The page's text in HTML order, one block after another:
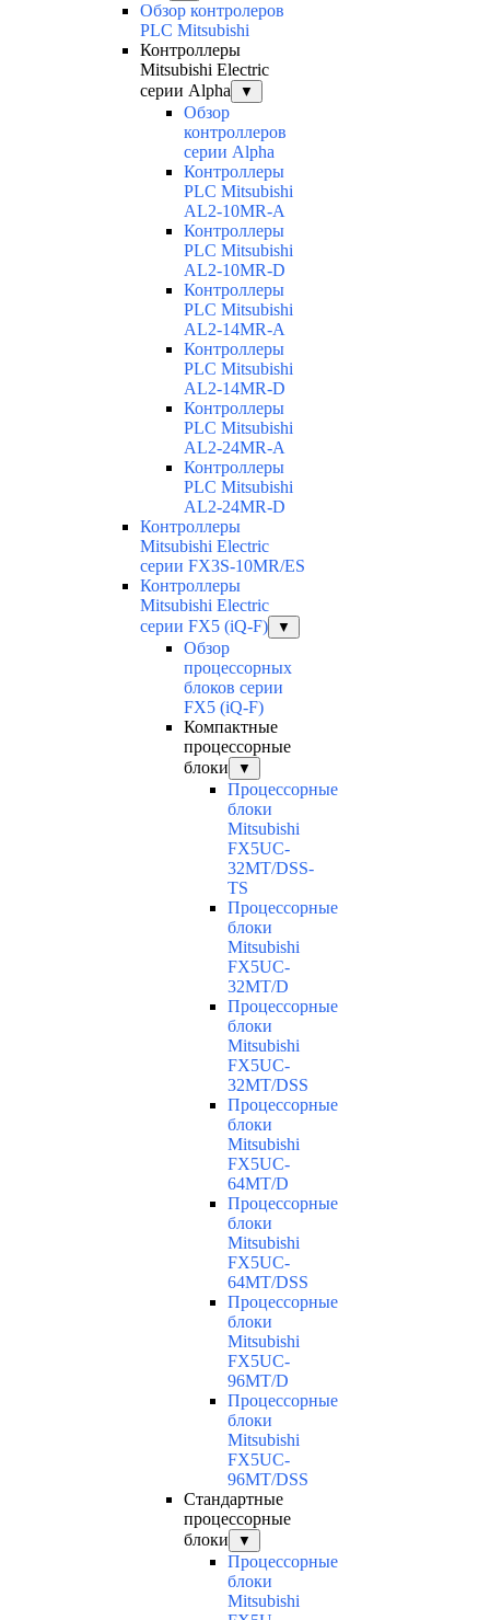
Обзор контролеров
PLC Mitsubishi
Контроллеры
Mitsubishi Electric
серии Alpha
▼
Обзор
контроллеров
серии Alpha
Контроллеры
PLC Mitsubishi
AL2-10MR-A
Контроллеры
PLC Mitsubishi
AL2-10MR-D
Контроллеры
PLC Mitsubishi
AL2-14MR-A
Контроллеры
PLC Mitsubishi
AL2-14MR-D
Контроллеры
PLC Mitsubishi
AL2-24MR-A
Контроллеры
PLC Mitsubishi
AL2-24MR-D
Контроллеры
Mitsubishi Electric
серии FX3S-10MR/ES
Контроллеры
Mitsubishi Electric
серии FX5 (iQ-F)
▼
Обзор
процессорных
блоков серии
FX5 (iQ-F)
Компактные
процессорные
блоки
▼
Процессорные
блоки
Mitsubishi
FX5UC-
32MT/DSS-
TS
Процессорные
блоки
Mitsubishi
FX5UC-
32MT/D
Процессорные
блоки
Mitsubishi
FX5UC-
32MT/DSS
Процессорные
блоки
Mitsubishi
FX5UC-
64MT/D
Процессорные
блоки
Mitsubishi
FX5UC-
64MT/DSS
Процессорные
блоки
Mitsubishi
FX5UC-
96MT/D
Процессорные
блоки
Mitsubishi
FX5UC-
96MT/DSS
Стандартные
процессорные
блоки
▼
Процессорные
блоки
Mitsubishi